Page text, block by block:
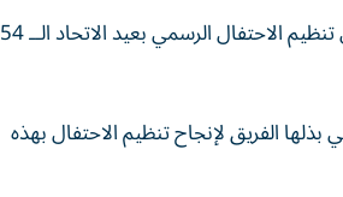
استقبل صاحب السمو الشيخ محمد بن زايد آل نهيان، رئيس الدولة «حفظه الله»، فريق عمل تنظيم الاحتفال الرسمي بعيد الاتحاد الــ 54
الفريق لإنجاح تنظيم الاحتفال بهذه